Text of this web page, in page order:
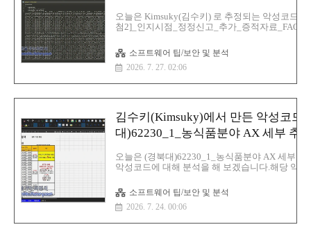
를 실행하면 XMRig 채굴기 실행 파일이 몰
래 악성코드 가 다운로드 되어 컴퓨터에서
실행되기 위한 전략을 사용합니다.이러한 유
오늘은 Kimsuky(김수키) 로 추정되는 악성코드인
첨2]_인지시점_정정신고_추가_증적자료
대상은 보험사, 금융사, 보안팀, 감사팀, 법무팀,
팀 등으로 추정할 수가 있습니다.일단 해당 악성
는 한국에서 의료 관광을 하는 사이트에다가 악성
루는 의료관광 업체이면 현재는 작동 안 됨파일명
첨2]_인지시점_정정신고_추가_증적자료
이즈:45
25..
소프트웨어 팁/보안 및 분석
2026. 7. 27. 02:06
김수키(Kimsuky)에서 만든 악성코드-
대)62230_1_농식품분야 AX 세부 추
오늘은 (경북대)62230_1_농식품분야 AX 세부 추
악성코드에 대해 분석을 해 보겠습니다.해당 악
악성코드는 무려 3.40MB 이지만 파일을 실행하
LGU 인터넷 개통 시 요금제 약정 및 개통에 관한
명:(경북대) 62230_1_농식품분야 AX 세부 추진
소프트웨어 팁/보안 및 분석
2026. 7. 24. 00:06